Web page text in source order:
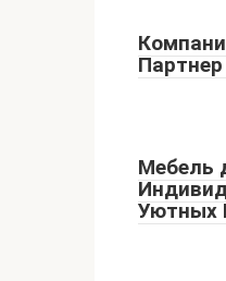
Мебель
Уютных